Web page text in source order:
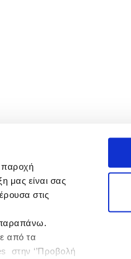
παροχή
μας είναι σας
στις
παραπάνω.
από τα
στην ‘’Προβολή